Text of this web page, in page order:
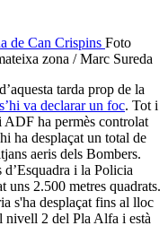
Foto
zona / Marc Sureda
tarda prop de la
va declarar un foc. Tot i
ADF ha permès controlat
ha desplaçat un total de
aeris dels Bombers.
i la Policia
uns 2.500 metres quadrats.
s'ha desplaçat fins al lloc
nivell 2 del Pla Alfa i està